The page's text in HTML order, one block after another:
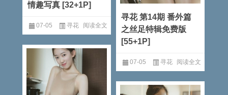
情趣写真 [32+1P]
07-05 寻花 阅读全文
寻花 第14期 番外篇
之丝足特辑免费版
[55+1P]
07-05 寻花 阅读全文